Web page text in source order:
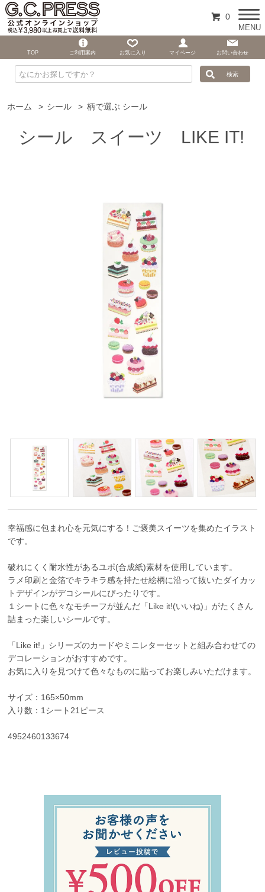
ホーム > シール > 柄で選ぶ シール
シール スイーツ LIKE IT!
幸福感に包まれ心を元気にする！ご褒美スイーツを集めたイラスト
です。
破れにくく耐水性があるユポ(合成紙)素材を使用しています。
ラメ印刷と金箔でキラキラ感を持たせ絵柄に沿って抜いたダイカッ
トデザインがデコシールにぴったりです。
１シートに色々なモチーフが並んだ「Like it!(いいね)」がたくさん
詰まった楽しいシールです。
「Like it!」シリーズのカードやミニレターセットと組み合わせての
デコレーションがおすすめです。
お気に入りを見つけて色々なものに貼ってお楽しみいただけます。
サイズ：165×50mm
入り数：1シート21ピース
4952460133674
0
MENU
TOP ご利用案内 お気に入り マイページ お問い合わせ